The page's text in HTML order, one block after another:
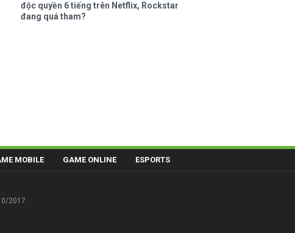
độc quyền 6 tiếng trên Netflix, Rockstar
đang quá tham?
MOBILE GAME ONLINE ESPORTS
2017.